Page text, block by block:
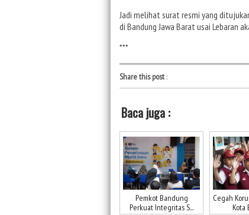
Jadi melihat surat resmi yang
di Bandung Jawa Barat usai Lebaran
***
Share this post:
Baca juga :
Pemkot Bandung
Perkuat Integritas S...
Cegah
Kota